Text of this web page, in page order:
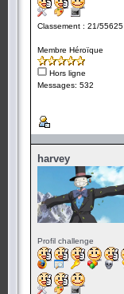
Classement : 21/55625
Membre Héroïque
Hors ligne
Messages: 532
harvey
Profil challenge